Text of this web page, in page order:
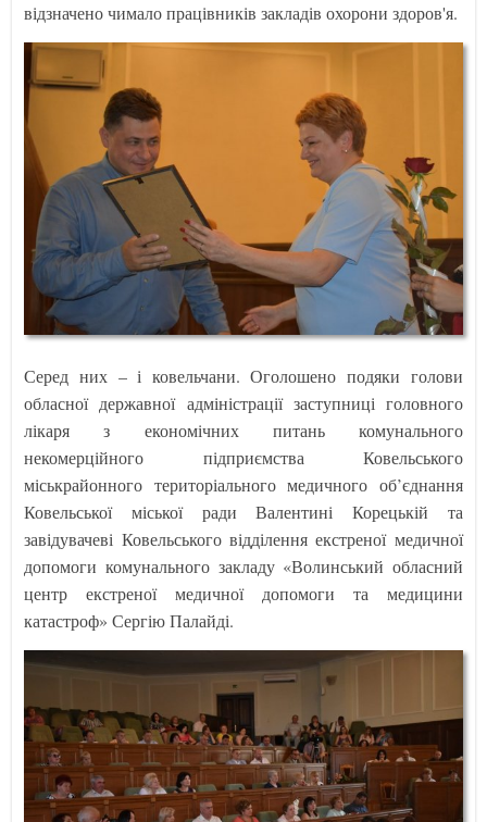
відзначено чимало працівників закладів охорони здоров'я.
Серед них – і ковельчани. Оголошено подяки голови
обласної державної адміністрації заступниці головного
лікаря з економічних питань комунального
некомерційного підприємства Ковельського
міськрайонного територіального медичного об’єднання
Ковельської міської ради Валентині Корецькій та
завідувачеві Ковельського відділення екстреної медичної
допомоги комунального закладу «Волинський обласний
центр екстреної медичної допомоги та медицини
катастроф» Сергію Палайді.